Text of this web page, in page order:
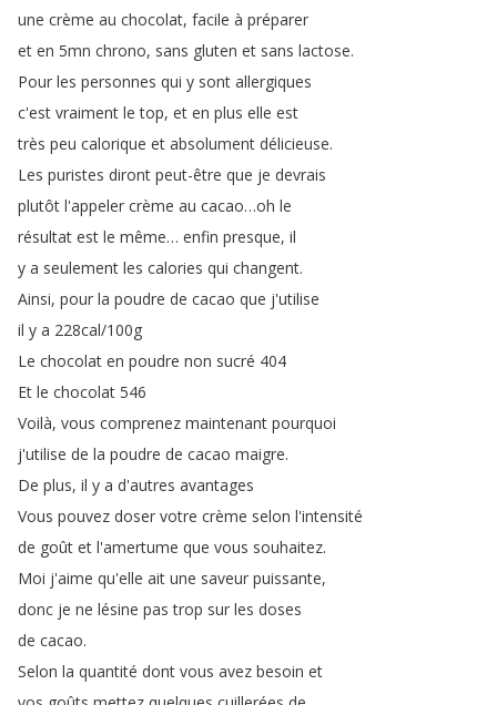
une crème au chocolat, facile à préparer
et en 5mn chrono, sans gluten et sans lactose.
Pour les personnes qui y sont allergiques
c'est vraiment le top, et en plus elle est
très peu calorique et absolument délicieuse.
Les puristes diront peut-être que je devrais
plutôt l'appeler crème au cacao…oh le
résultat est le même… enfin presque, il
y a seulement les calories qui changent.
Ainsi, pour la poudre de cacao que j'utilise
il y a 228cal/100g
Le chocolat en poudre non sucré 404
Et le chocolat 546
Voilà, vous comprenez maintenant pourquoi
j'utilise de la poudre de cacao maigre.
De plus, il y a d'autres avantages
Vous pouvez doser votre crème selon l'intensité
de goût et l'amertume que vous souhaitez.
Moi j'aime qu'elle ait une saveur puissante,
donc je ne lésine pas trop sur les doses
de cacao.
Selon la quantité dont vous avez besoin et